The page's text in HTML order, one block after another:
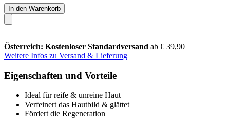
In den Warenkorb
Österreich: Kostenloser Standardversand ab € 39,90
Weitere Infos zu Versand & Lieferung
Eigenschaften und Vorteile
Ideal für reife & unreine Haut
Verfeinert das Hautbild & glättet
Fördert die Regeneration